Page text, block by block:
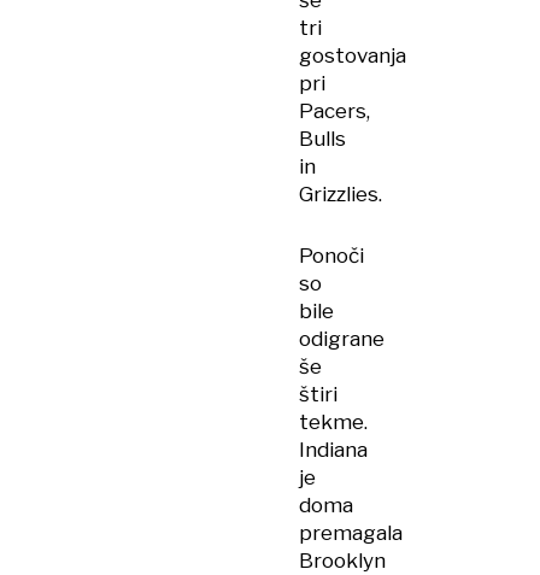
tri
gostovanja
pri
Pacers,
Bulls
in
Grizzlies.
Ponoči
so
bile
odigrane
še
štiri
tekme.
Indiana
je
doma
premagala
Brooklyn